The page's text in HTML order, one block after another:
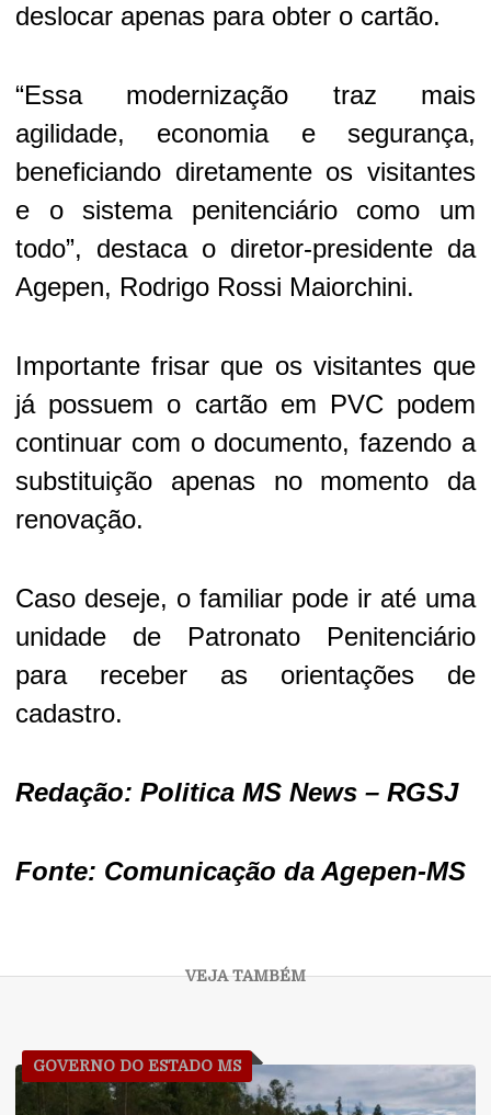
deslocar apenas para obter o cartão.
“Essa modernização traz mais
agilidade, economia e segurança,
beneficiando diretamente os visitantes
e o sistema penitenciário como um
todo”, destaca o diretor-presidente da
Agepen, Rodrigo Rossi Maiorchini.
Importante frisar que os visitantes que
já possuem o cartão em PVC podem
continuar com o documento, fazendo a
substituição apenas no momento da
renovação.
Caso deseje, o familiar pode ir até uma
unidade de Patronato Penitenciário
para receber as orientações de
cadastro.
Redação: Politica MS News – RGSJ
Fonte: Comunicação da Agepen-MS
GOVERNO DO ESTADO MS